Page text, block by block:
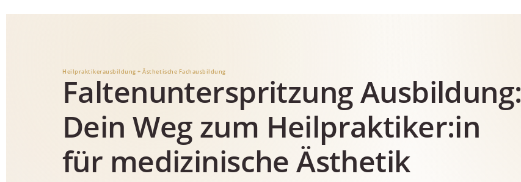
Heilpraktikerausbildung + Ästhetische Fachausbildung
Faltenunterspritzung Ausbildung:
Dein Weg zum Heilpraktiker:in
für medizinische Ästhetik